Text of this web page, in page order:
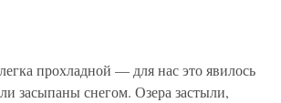
прохладной — для нас это явилось
засыпаны снегом. Озера застыли,